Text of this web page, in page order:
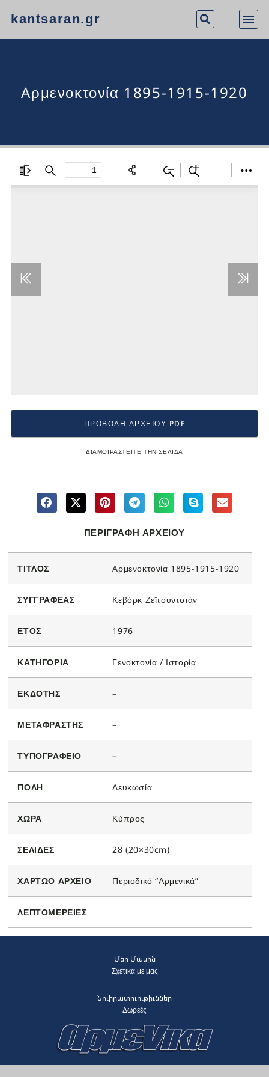
kantsaran.gr
Aρμενοκτονία 1895-1915-1920
ΠΕΡΙΓΡΑΦΗ ΑΡΧΕΙΟΥ
ΤΙΤΛΟΣ Aρμενοκτονία 1895-1915-1920
ΣΥΓΓΡΑΦΕΑΣ Κεβόρκ Ζεϊτουντσιάν
ΕΤΟΣ 1976
ΚΑΤΗΓΟΡΙΑ Γενοκτονία / Ιστορία
ΕΚΔΟΤΗΣ –
ΜΕΤΑΦΡΑΣΤΗΣ –
ΤΥΠΟΓΡΑΦΕΙΟ –
ΠΟΛΗ Λευκωσία
ΧΩΡΑ Κύπρος
ΣΕΛΙΔΕΣ 28 (20×30cm)
ΧΑΡΤΩΟ ΑΡΧΕΙΟ Περιοδικό “Αρμενικά”
ΛΕΠΤΟΜΕΡΕΙΕΣ
ΔΙΑΜΟΙΡΑΣΤΕΙΤΕ ΤΗΝ ΣΕΛΙΔΑ
ΠΡΟΒΟΛΗ ΑΡΧΕΙΟΥ PDF
Մեր Մասին
Σχετικά με μας
Նուիրատուութիւններ
Δωρεές